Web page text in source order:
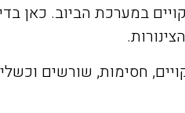
במערכת הביוב. כאן
חסימות, שורשים